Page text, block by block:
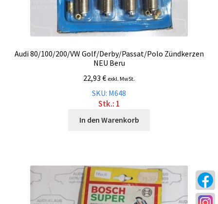
Audi 80/100/200/VW Golf/Derby/Passat/Polo Zündkerzen
NEU Beru
22,93 € exkl. MwSt.
SKU: M648
Stk.: 1
In den Warenkorb